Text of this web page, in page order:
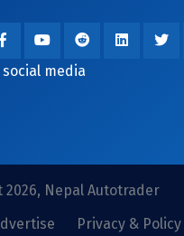
media
Nepal Autotrader
Privacy & Policy